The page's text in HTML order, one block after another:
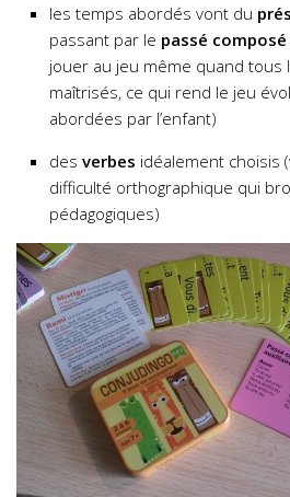
les temps abordés vont du
passant par le passé composé
jouer au jeu même quand tous
maîtrisés, ce qui rend le jeu
abordées par l’enfant)
des verbes idéalement choisis
difficulté orthographique qui
pédagogiques)